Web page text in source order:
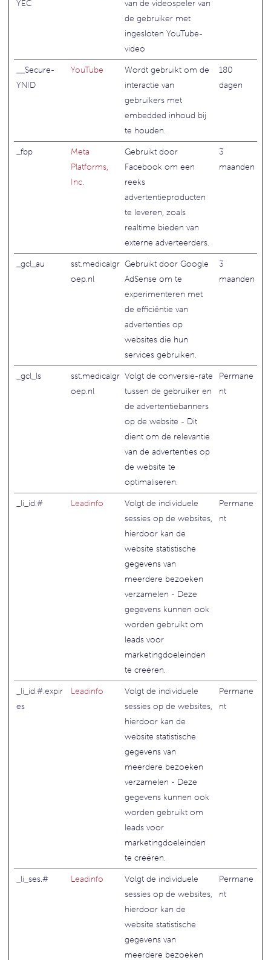
YEC
van de videospeler van
de gebruiker met
ingesloten YouTube-
video
__Secure-
YNID
YouTube
Wordt gebruikt om de
interactie van
gebruikers met
embedded inhoud bij
te houden.
180
dagen
_fbp
Meta
Platforms,
Inc.
Gebruikt door
Facebook om een
reeks
advertentieproducten
te leveren, zoals
realtime bieden van
externe adverteerders.
3
maanden
_gcl_au
sst.medicalgr
oep.nl
Gebruikt door Google
AdSense om te
experimenteren met
de efficiëntie van
advertenties op
websites die hun
services gebruiken.
3
maanden
_gcl_ls
sst.medicalgr
oep.nl
Volgt de conversie-rate
tussen de gebruiker en
de advertentiebanners
op de website - Dit
dient om de relevantie
van de advertenties op
de website te
optimaliseren.
Permane
nt
_li_id.# Leadinfo
Volgt de individuele
sessies op de websites,
hierdoor kan de
website statistische
gegevens van
meerdere bezoeken
verzamelen - Deze
gegevens kunnen ook
worden gebruikt om
leads voor
marketingdoeleinden
te creëren.
Permane
nt
_li_id.#.expir
es
Leadinfo
Volgt de individuele
sessies op de websites,
hierdoor kan de
website statistische
gegevens van
meerdere bezoeken
verzamelen - Deze
gegevens kunnen ook
worden gebruikt om
leads voor
marketingdoeleinden
te creëren.
Permane
nt
_li_ses.# Leadinfo
Volgt de individuele
sessies op de websites,
hierdoor kan de
website statistische
gegevens van
meerdere bezoeken
Permane
nt